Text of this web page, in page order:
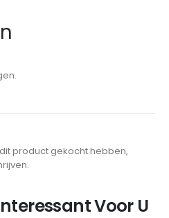
product gekocht hebben,
Voor U